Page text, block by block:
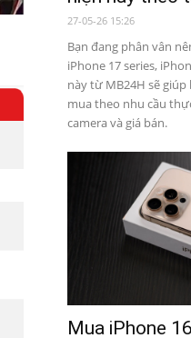
27-05-26 15:26
Bạn đang phân vân
iPhone 17 series,
này từ MB24H sẽ
mua theo nhu cầu
camera và giá bán.
Mua iPhone